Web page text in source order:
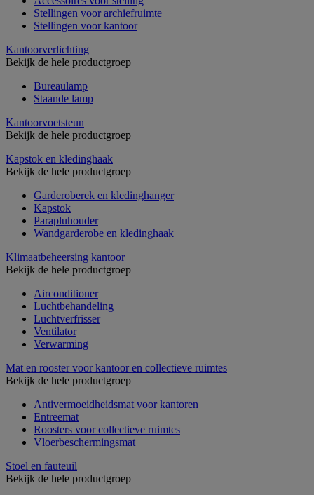
Stellingen voor archiefruimte
Stellingen voor kantoor
Kantoorverlichting
Bekijk de hele productgroep
Bureaulamp
Staande lamp
Kantoorvoetsteun
Bekijk de hele productgroep
Kapstok en kledinghaak
Bekijk de hele productgroep
Garderoberek en kledinghanger
Kapstok
Parapluhouder
Wandgarderobe en kledinghaak
Klimaatbeheersing kantoor
Bekijk de hele productgroep
Airconditioner
Luchtbehandeling
Luchtverfrisser
Ventilator
Verwarming
Mat en rooster voor kantoor en collectieve ruimtes
Bekijk de hele productgroep
Antivermoeidheidsmat voor kantoren
Entreemat
Roosters voor collectieve ruimtes
Vloerbeschermingsmat
Stoel en fauteuil
Bekijk de hele productgroep